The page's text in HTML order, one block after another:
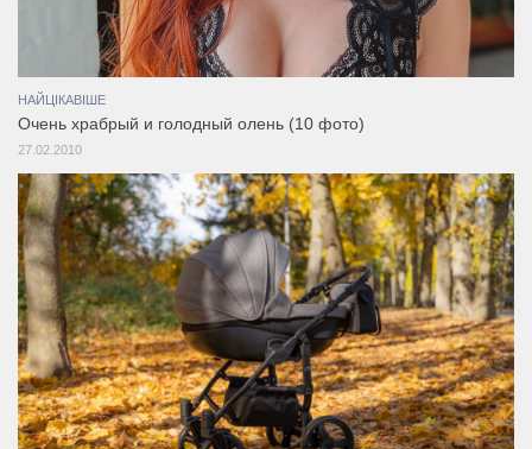
НАЙЦІКАВІШЕ
Очень храбрый и голодный олень (10 фото)
27.02.2010